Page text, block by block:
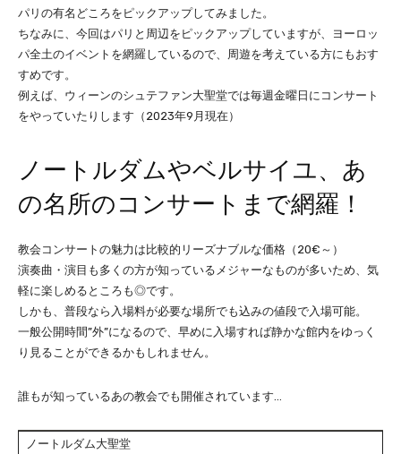
パリの有名どころをピックアップしてみました。
ちなみに、今回はパリと周辺をピックアップしていますが、ヨーロッ
パ全土のイベントを網羅しているので、周遊を考えている方にもおす
すめです。
例えば、ウィーンのシュテファン大聖堂では毎週金曜日にコンサート
をやっていたりします（2023年9月現在）
ノートルダムやベルサイユ、あ
の名所のコンサートまで網羅！
教会コンサートの魅力は比較的リーズナブルな価格（20€～）
演奏曲・演目も多くの方が知っているメジャーなものが多いため、気
軽に楽しめるところも◎です。
しかも、普段なら入場料が必要な場所でも込みの値段で入場可能。
一般公開時間”外”になるので、早めに入場すれば静かな館内をゆっく
り見ることができるかもしれません。
誰もが知っているあの教会でも開催されています…
ノートルダム大聖堂